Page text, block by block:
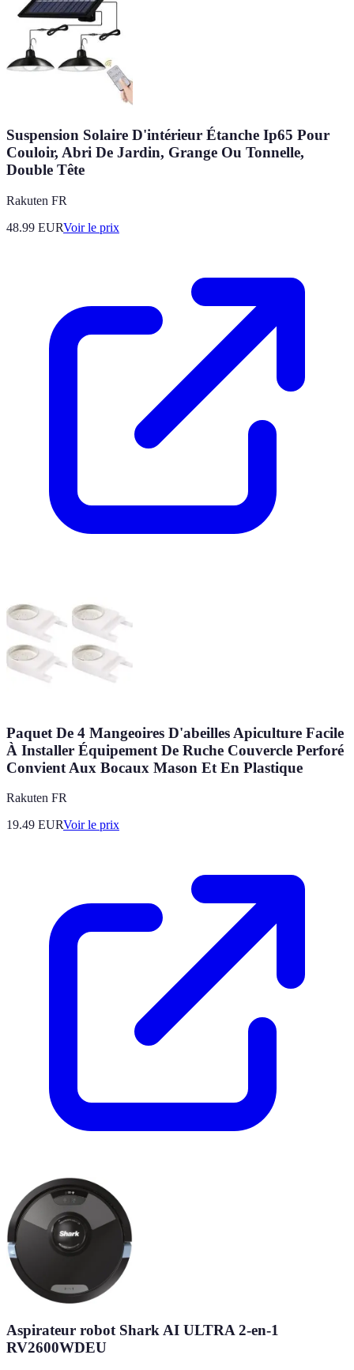
Suspension Solaire D'intérieur Étanche Ip65 Pour
Couloir, Abri De Jardin, Grange Ou Tonnelle,
Double Tête
Rakuten FR
48.99 EURVoir le prix
Paquet De 4 Mangeoires D'abeilles Apiculture Facile
À Installer Équipement De Ruche Couvercle Perforé
Convient Aux Bocaux Mason Et En Plastique
Rakuten FR
19.49 EURVoir le prix
Aspirateur robot Shark AI ULTRA 2-en-1
RV2600WDEU